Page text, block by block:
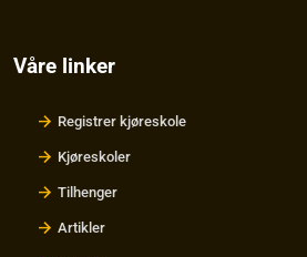
Våre linker
Registrer kjøreskole
Kjøreskoler
Tilhenger
Artikler